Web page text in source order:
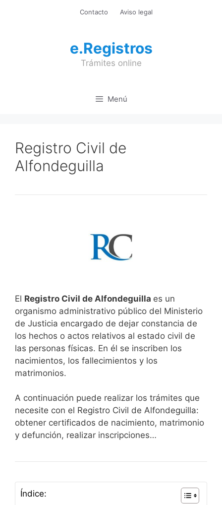
Contacto Aviso legal
e.Registros
Trámites online
Menú
Registro Civil de
Alfondeguilla
El Registro Civil de Alfondeguilla es un
organismo administrativo público del Ministerio
de Justicia encargado de dejar constancia de
los hechos o actos relativos al estado civil de
las personas físicas. En él se inscriben los
nacimientos, los fallecimientos y los
matrimonios.
A continuación puede realizar los trámites que
necesite con el Registro Civil de Alfondeguilla:
obtener certificados de nacimiento, matrimonio
y defunción, realizar inscripciones…
Índice: